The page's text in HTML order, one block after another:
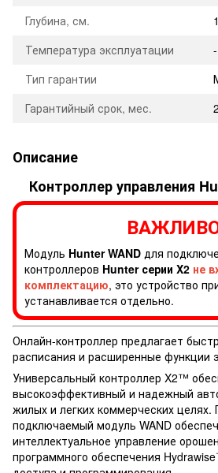
Глубина, см.
Температура эксплуатации
Тип гарантии
Гарантийный срок, мес.
Описание
Контроллер управления
Модуль Hunter WAND для
контроллеров Hunter серии X2 не
комплектацию, это устройство
устанавливается отдельно.
Онлайн-контроллер предлагает
расписания и расширенные функции
Универсальный контроллер X2™
высокоэффективный и надежный
жилых и легких коммерческих целях.
подключаемый модуль WAND
интеллектуальное управление
программного обеспечения